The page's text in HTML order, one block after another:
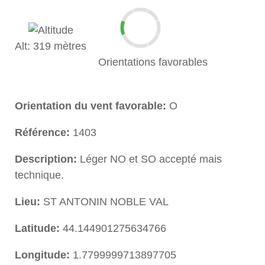
Alt: 319 mètres
Orientations favorables
Orientation du vent favorable: O
Référence: 1403
Description: Léger NO et SO accepté mais
technique.
Lieu: ST ANTONIN NOBLE VAL
Latitude: 44.144901275634766
Longitude: 1.7799999713897705